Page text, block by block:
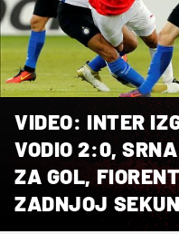
VIDEO: INTER
VODIO 2:0,
ZA GOL,
ZADNJOJ